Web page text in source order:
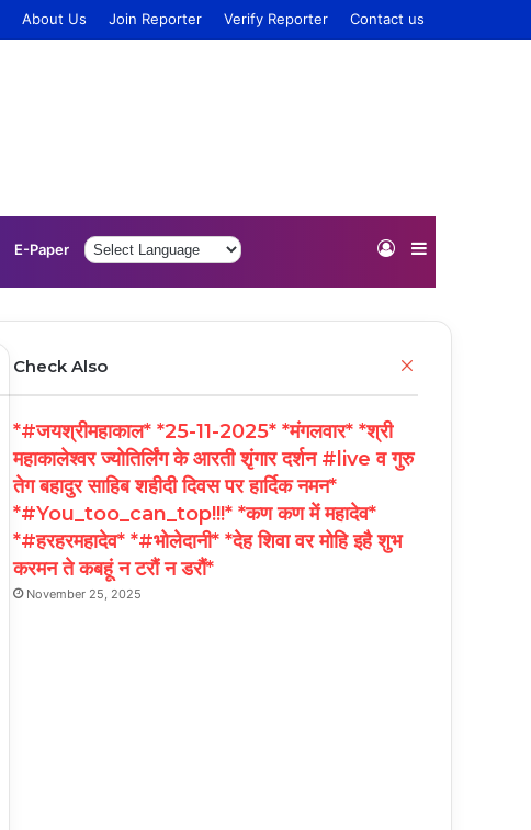
About Us Join Reporter Verify Reporter Contact us
E-Paper Sidebar
Log
Check Also
*#जयश्रीमहाकाल* *25-11-2025* *मंगलवार* *श्री
महाकालेश्वर ज्योतिर्लिंग के आरती शृंगार दर्शन #live व गुरु
तेग बहादुर साहिब शहीदी दिवस पर हार्दिक नमन*
*#You_too_can_top!!!* *कण कण में महादेव*
*#हरहरमहादेव* *#भोलेदानी* *देह शिवा वर मोहि इहै शुभ
करमन ते कबहूं न टरौं न डरौं*
November 25, 2025